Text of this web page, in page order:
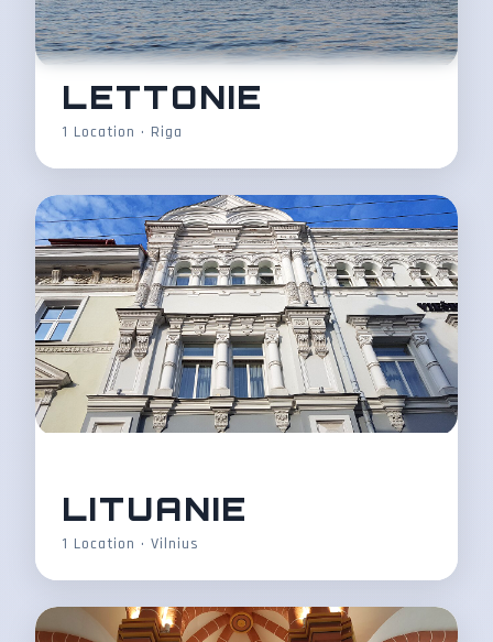
LETTONIE
1 Location • Riga
LITUANIE
1 Location • Vilnius